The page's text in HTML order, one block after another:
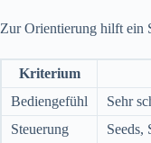
Zur Orientierung hilft ein
Kriterium
Bediengefühl
Sehr
Steuerung
Seeds,